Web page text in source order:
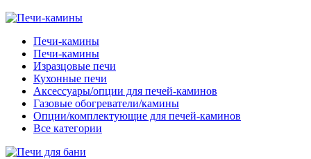
Печи-камины
Печи-камины
Изразцовые печи
Кухонные печи
Аксессуары/опции для печей-каминов
Газовые обогреватели/камины
Опции/комплектующие для печей-каминов
Все категории